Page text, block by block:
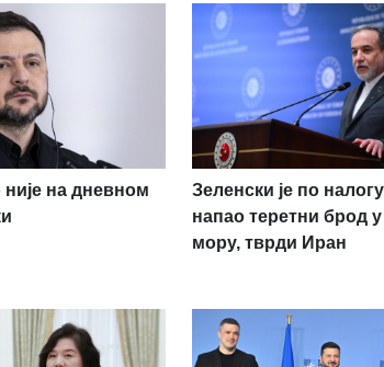
на дневном
Зеленски је по
напао теретни брод
мору, тврди Иран